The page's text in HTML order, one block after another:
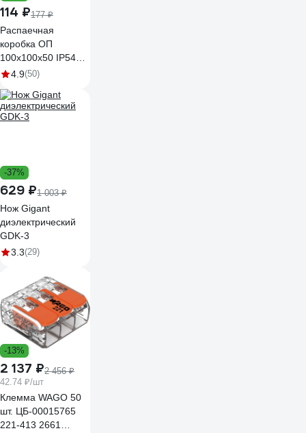
114 ₽177 ₽
Распаечная
коробка ОП
100х100х50 IP54
Рувинил 67050
4.9(50)
-37%
629 ₽1 003 ₽
Нож Gigant
диэлектрический
GDK-3
3.3(29)
-13%
2 137 ₽2 456 ₽
42.74 ₽/шт
Клемма WAGO 50
шт. ЦБ-00015765
221-413 2661